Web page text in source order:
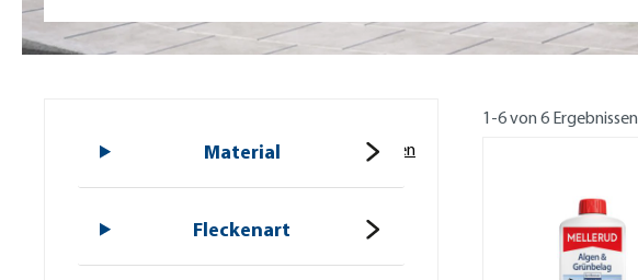
Material
Fleckenart
Alle Filter zurücksetzen
1-6 von 6 Ergebnissen